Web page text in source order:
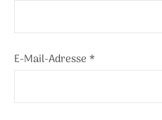
E-Mail-Adresse *